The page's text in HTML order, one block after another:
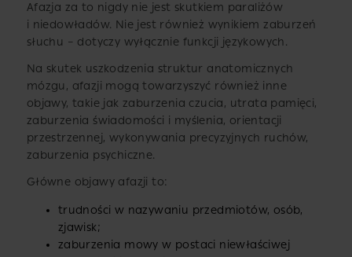
Afazja za to nigdy nie jest skutkiem paraliżów
i niedowładów. Nie jest również wynikiem zaburzeń
słuchu – dotyczy wyłącznie funkcji językowych.
Na skutek uszkodzenia struktur anatomicznych
mózgu, afazji mogą towarzyszyć również inne
objawy, takie jak zaburzenia czucia, utrata pamięci,
zaburzenia świadomości i myślenia, orientacji
przestrzennej, wykonywania precyzyjnych ruchów,
zaburzenia psychiczne.
Główne objawy afazji to:
trudności w nazywaniu przedmiotów, osób,
zjawisk;
zaburzenia mowy w postaci niewłaściwej